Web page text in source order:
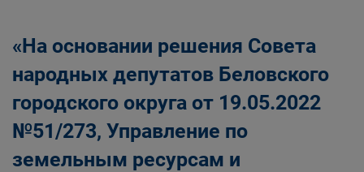
«На основании решения Совета
народных депутатов Беловского
городского округа от 19.05.2022
№51/273, Управление по
земельным ресурсам и